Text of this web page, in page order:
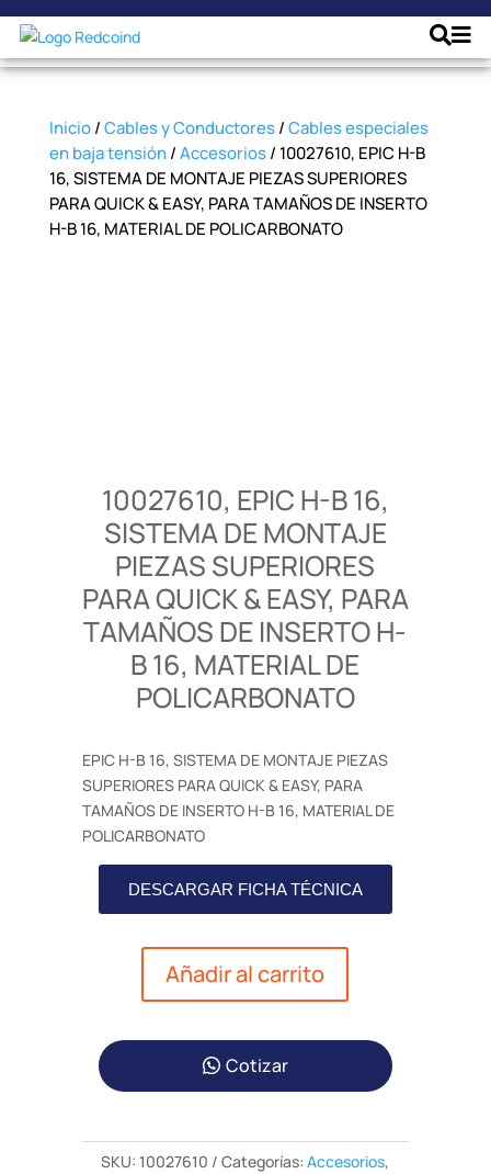
Inicio/Cables y Conductores/Cables especiales
en baja tensión/Accesorios/ 10027610, EPIC H-B
16, SISTEMA DE MONTAJE PIEZAS SUPERIORES
PARA QUICK & EASY, PARA TAMAÑOS DE INSERTO
H-B 16, MATERIAL DE POLICARBONATO
10027610, EPIC H-B 16,
SISTEMA DE MONTAJE
PIEZAS SUPERIORES
PARA QUICK & EASY, PARA
TAMAÑOS DE INSERTO H-
B 16, MATERIAL DE
POLICARBONATO
EPIC H-B 16, SISTEMA DE MONTAJE PIEZAS
SUPERIORES PARA QUICK & EASY, PARA
TAMAÑOS DE INSERTO H-B 16, MATERIAL DE
POLICARBONATO
DESCARGAR FICHA TÉCNICA
Añadir al carrito
Cotizar
SKU:10027610 Categorías:Accesorios,